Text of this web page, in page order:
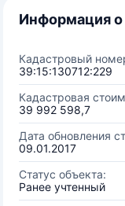
Информация
Кадастровый
39:15:130712:229
Кадастровая
39 992 598,7
Дата обновления
09.01.2017
Статус объекта:
Ранее учтенный